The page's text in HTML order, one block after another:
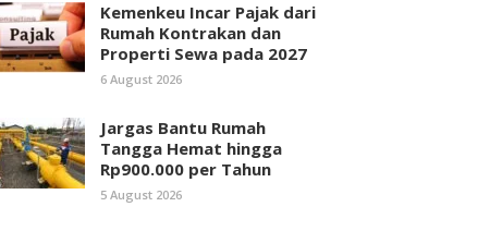
Kemenkeu Incar Pajak dari
Rumah Kontrakan dan
Properti Sewa pada 2027
6 August 2026
Jargas Bantu Rumah
Tangga Hemat hingga
Rp900.000 per Tahun
5 August 2026